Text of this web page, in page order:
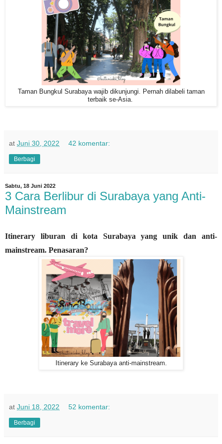
Taman Bungkul Surabaya wajib dikunjungi. Pernah dilabeli taman
terbaik se-Asia.
at Juni 30, 2022 42 komentar:
Berbagi
Sabtu, 18 Juni 2022
3 Cara Berlibur di Surabaya yang Anti-
Mainstream
Itinerary liburan di kota Surabaya yang unik dan anti-
mainstream. Penasaran?
Itinerary ke Surabaya anti-mainstream.
at Juni 18, 2022 52 komentar:
Berbagi